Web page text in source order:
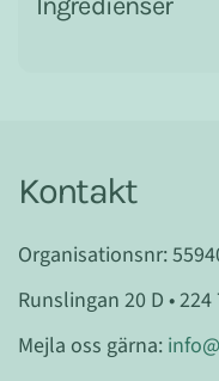
Kontakt
Organisationsnr:
Runslingan 20 D •
Mejla oss gärna: